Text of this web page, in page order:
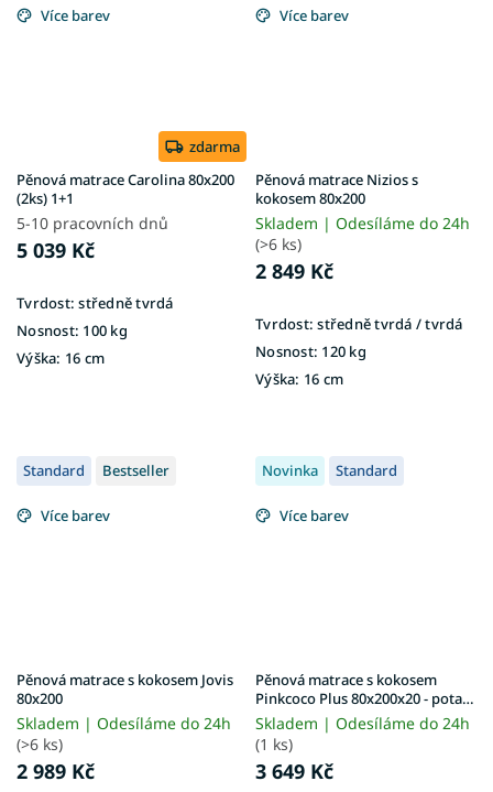
Více barev
zdarma
Pěnová matrace Carolina 80x200
(2ks) 1+1
5-10 pracovních dnů
5 039 Kč
Tvrdost: středně tvrdá
Nosnost: 100 kg
Výška: 16 cm
Více barev
Pěnová matrace Nizios s
kokosem 80x200
Skladem | Odesíláme do 24h
(>6 ks)
2 849 Kč
Tvrdost: středně tvrdá / tvrdá
Nosnost: 120 kg
Výška: 16 cm
Standard Bestseller
Více barev
Pěnová matrace s kokosem Jovis
80x200
Skladem | Odesíláme do 24h
(>6 ks)
2 989 Kč
Novinka Standard
Více barev
Pěnová matrace s kokosem
Pinkcoco Plus 80x200x20 - potah
Aloe Vera
Skladem | Odesíláme do 24h
(1 ks)
3 649 Kč